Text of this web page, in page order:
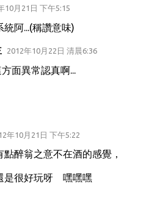
10月21日 下午5:15
阿...(稱讚意味)
2012年10月22日 清晨6:36
面異常認真啊...
年10月21日 下午5:22
點醉翁之意不在酒的感覺，
是很好玩呀 嘿嘿嘿